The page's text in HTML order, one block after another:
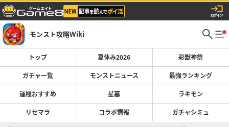
モンスト攻略Wiki
トップ 夏休み2026 彩獣神祭
ガチャ一覧 モンストニュース 最強ランキング
運極おすすめ 星墓 ラキモン
リセマラ コラボ情報 ガチャシミュ